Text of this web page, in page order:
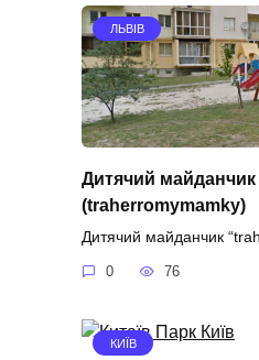
ЛЬВІВ
Дитячий майданчик
(traherromymamky)
Дитячий майданчик
0 76
КИЇВ